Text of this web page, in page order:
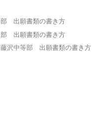
出願書類の書き方
出願書類の書き方
沢中等部 出願書類の書き方